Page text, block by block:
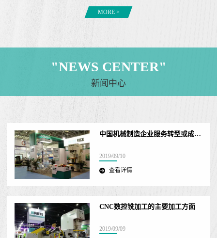
MORE >
"NEWS CENTER"
新闻中心
中国机械制造企业服务转型或成发展必由之路
2019/09/10
查看详情
CNC数控铣加工的主要加工方面
2019/09/09